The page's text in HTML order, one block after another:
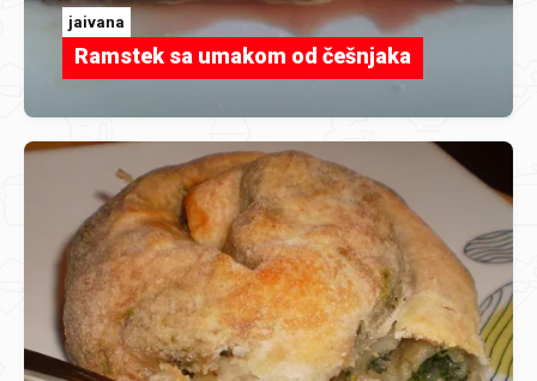
jaivana
Ramstek sa umakom od češnjaka